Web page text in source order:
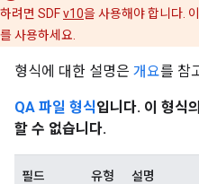
하려면 SDFv10을 사용해야 합니다.
를 사용하세요.
형식에 대한 설명은 개요를 참
QA 파일 형식입니다. 이 형식
할 수 없습니다.
필드 유형 설명